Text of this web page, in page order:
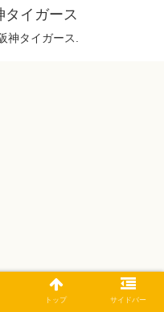
タイガース
神タイガース.
トップ サイドバー